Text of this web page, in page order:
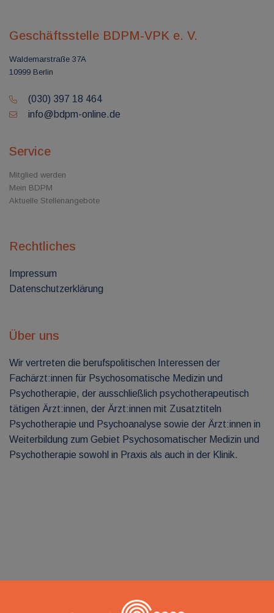
Geschäftsstelle BDPM-VPK e. V.
Waldemarstraße 37A
10999 Berlin
(030) 397 18 464
info@bdpm-online.de
Service
Mitglied werden
Mein BDPM
Aktuelle Stellenangebote
Rechtliches
Impressum
Datenschutzerklärung
Über uns
Wir vertreten die berufspolitischen Interessen der
Fachärzt:innen für Psychosomatische Medizin und
Psychotherapie, der ausschließlich psychotherapeutisch
tätigen Ärzt:innen, der Ärzt:innen mit Zusatztiteln
Psychotherapie und Psychoanalyse sowie der Ärzt:innen in
Weiterbildung zum Gebiet Psychosomatischer Medizin und
Psychotherapie sowohl in Praxis als auch in der Klinik.